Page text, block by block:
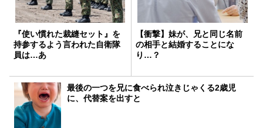
『使い慣れた裁縫セット』を
持参するよう言われた自衛隊
員は…あ
【衝撃】妹が、兄と同じ名前
の相手と結婚することにな
り…？
最後の一つを兄に食べられ泣きじゃくる2歳児
に、代替案を出すと